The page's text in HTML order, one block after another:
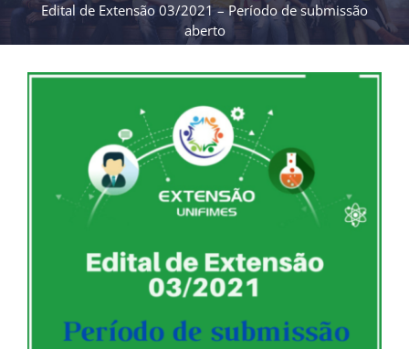
Edital de Extensão 03/2021 – Período de submissão
aberto
View